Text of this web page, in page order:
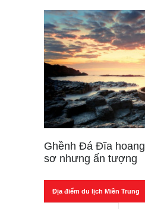
Ghềnh Đá Đĩa hoang
sơ nhưng ấn tượng
Địa điểm du lịch Miền Trung